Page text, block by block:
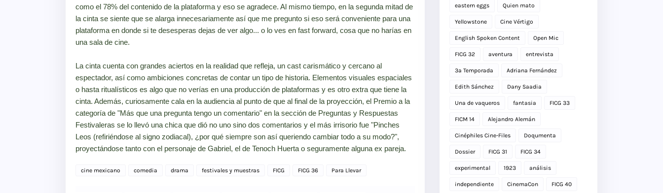
como el 78% del contenido de la plataforma y eso se agradece. Al mismo tiempo, en la segunda mitad de
la cinta se siente que se alarga innecesariamente así que me pregunto si eso será conveniente para una
plataforma en donde si te desesperas dejas de ver algo... o lo ves en fast forward, cosa que no harías en
una sala de cine.
La cinta cuenta con grandes aciertos en la realidad que refleja, un cast carismático y cercano al
espectador, así como ambiciones concretas de contar un tipo de historia. Elementos visuales espaciales
o hasta ritualísticos es algo que no verías en una producción de plataformas y es otro extra que tiene la
cinta. Además, curiosamente cala en la audiencia al punto de que al final de la proyección, el Premio a la
categoría de "Más que una pregunta tengo un comentario" en la sección de Preguntas y Respuestas
Festivaleras se lo llevó una chica que dió no uno sino dos comentarios y el más irrisorio fue "Pinches
Leos (refiriéndose al signo zodiacal), ¿por qué siempre son así queriendo cambiar todo a su modo?",
proyectándose tanto con el personaje de Gabriel, el de Tenoch Huerta o seguramente alguna ex pareja.
cine mexicano comedia drama festivales y muestras FICG FICG 36 Para Llevar
eastern eggs Quien mato
Yellowstone Cine Vértigo
English Spoken Content Open Mic
FICG 32 aventura entrevista
3a Temporada Adriana Fernández
Edith Sánchez Dany Saadia
Una de vaqueros fantasia FICG 33
FICM 14 Alejandro Alemán
Cinéphiles Cine-Files Doqumenta
Dossier FICG 31 FICG 34
experimental 1923 análisis
independiente CinemaCon FICG 40